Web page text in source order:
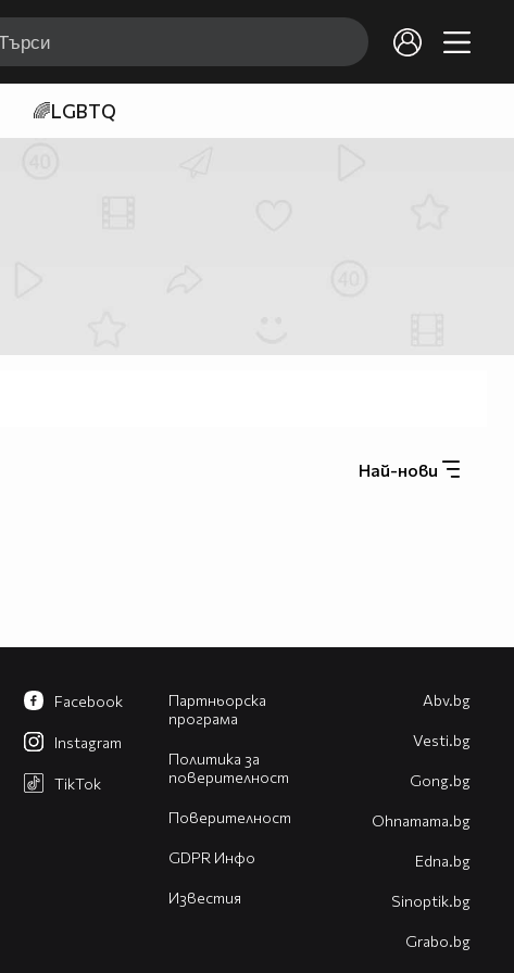
🌈LGBTQ
Най-нови
Партньорска
програма
Политика за
поверителност
Поверителност
GDPR Инфо
Известия
Facebook
Instagram
TikTok
Abv.bg
Vesti.bg
Gong.bg
Оhnamama.bg
Edna.bg
Sinoptik.bg
Grabo.bg